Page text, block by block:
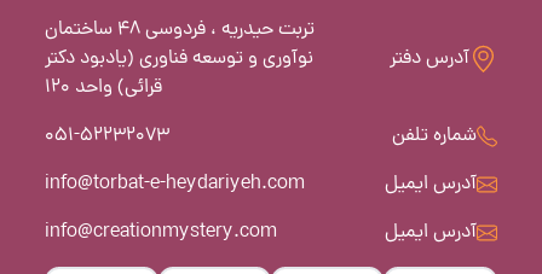
آدرس دفتر
تربت حیدریه ، فردوسی 48 ساختمان
نوآوری و توسعه فناوری (یادبود دکتر
قرائی) واحد 120
شماره تلفن
051-52232073
آدرس ایمیل
info@torbat-e-heydariyeh.com
آدرس ایمیل
info@creationmystery.com